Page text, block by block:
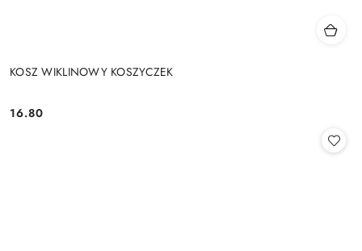
KOSZ WIKLINOWY KOSZYCZEK
Cena:
16.80